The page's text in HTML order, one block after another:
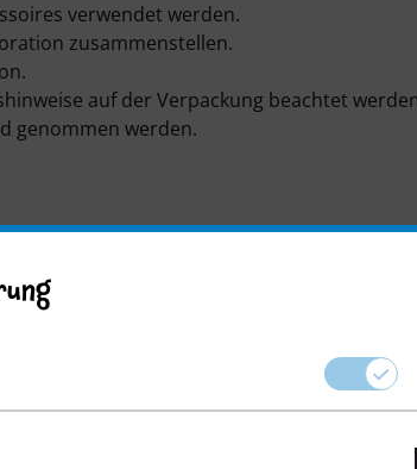
verwendet werden.
zusammenstellen.
auf der Verpackung beachtet
genommen werden.
Verwendung vorgesehen. Sobald die
Verpackung verwendet werden.